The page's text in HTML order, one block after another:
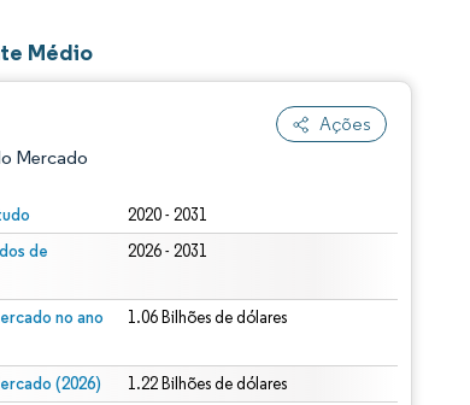
Médio
Ações
Mercado
2020 - 2031
de
2026 - 2031
no ano
1.06 Bilhões de dólares
(2026) 1.22 Bilhões de dólares
BY 4.0.